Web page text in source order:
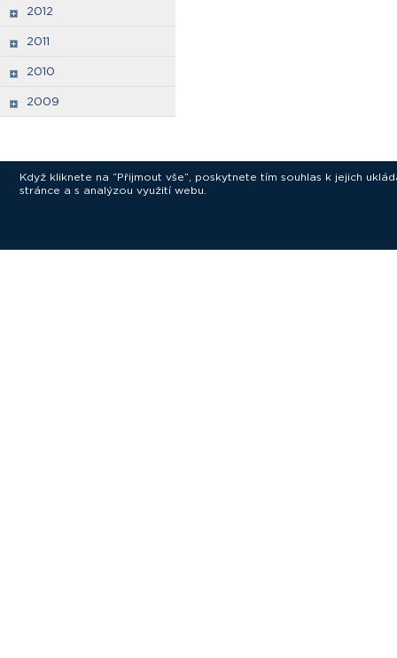
2012
2011
2010
2009
Když kliknete na “Přijmout vše”, poskytnete tím souhlas k jejich
stránce a s analýzou využití webu.